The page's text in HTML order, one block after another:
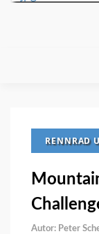
RENNRAD
Peter